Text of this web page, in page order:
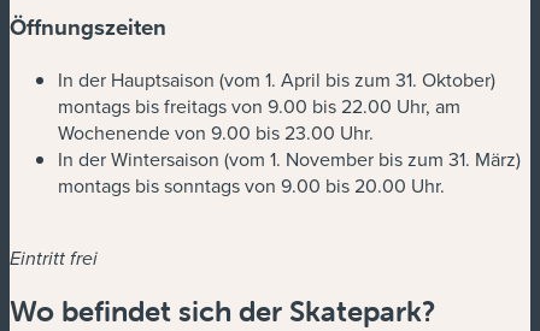
Öffnungszeiten
In der Hauptsaison (vom 1. April bis zum 31. Oktober)
montags bis freitags von 9.00 bis 22.00 Uhr, am
Wochenende von 9.00 bis 23.00 Uhr.
In der Wintersaison (vom 1. November bis zum 31. März)
​montags bis sonntags von 9.00 bis 20.00 Uhr.
Eintritt frei
Wo befindet sich der Skatepark?